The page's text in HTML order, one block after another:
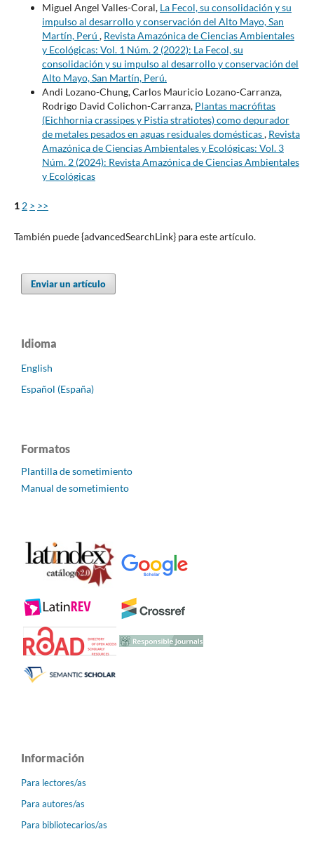
Miguel Angel Valles-Coral, La Fecol, su consolidación y su
impulso al desarrollo y conservación del Alto Mayo, San
Martín, Perú , Revista Amazónica de Ciencias Ambientales
y Ecológicas: Vol. 1 Núm. 2 (2022): La Fecol, su
consolidación y su impulso al desarrollo y conservación del
Alto Mayo, San Martín, Perú.
Andi Lozano-Chung, Carlos Mauricio Lozano-Carranza,
Rodrigo David Colichon-Carranza, Plantas macrófitas
(Eichhornia crassipes y Pistia stratiotes) como depurador
de metales pesados en aguas residuales domésticas, Revista
Amazónica de Ciencias Ambientales y Ecológicas: Vol. 3
Núm. 2 (2024): Revista Amazónica de Ciencias Ambientales
y Ecológicas
1 2 > >>
También puede {advancedSearchLink} para este artículo.
Enviar un artículo
Idioma
English
Español (España)
Formatos
Plantilla de sometimiento
Manual de sometimiento
Información
Para lectores/as
Para autores/as
Para bibliotecarios/as